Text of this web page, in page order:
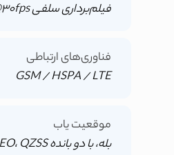
فیلم‌برداری سلفی 1080p@30fps
فناوری‌های ارتباطی
GSM / HSPA / LTE
موقعیت یاب
بله، با دو بانده A-GPS، GLONASS، BDS، GALILEO، QZSS